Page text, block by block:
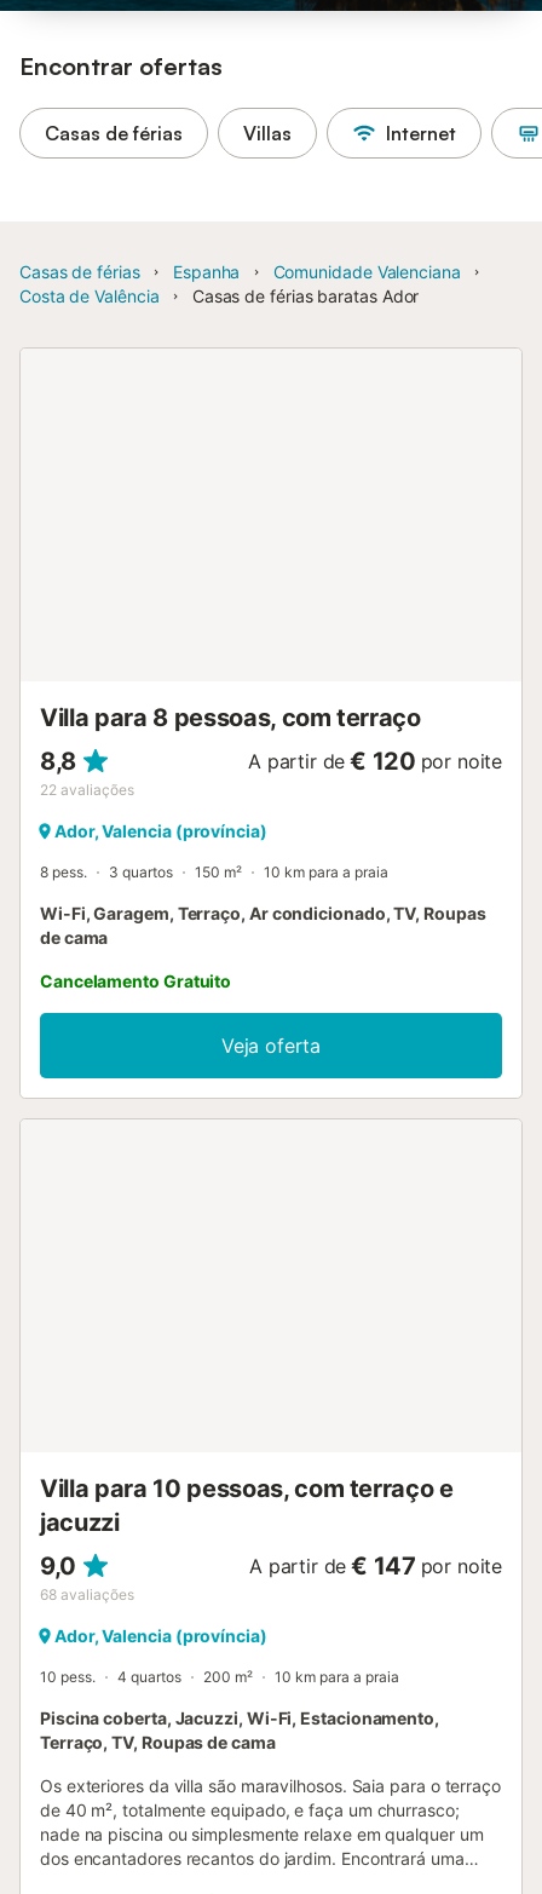
Encontrar ofertas
Casas de férias Villas Internet
Casas de férias Espanha
Comunidade Valenciana
Costa de Valência
Casas de férias baratas Ador
Villa para 8 pessoas, com terraço
8,8
22 avaliações
A partir de € 120 por noite
Ador, Valencia (província)
8 pess. 3 quartos 150 m² 10 km para a praia
Wi-Fi, Garagem, Terraço, Ar condicionado, TV, Roupas
de cama
Cancelamento Gratuito
Veja oferta
Villa para 10 pessoas, com terraço e
jacuzzi
9,0
68 avaliações
A partir de € 147 por noite
Ador, Valencia (província)
10 pess. 4 quartos 200 m² 10 km para a praia
Piscina coberta, Jacuzzi, Wi-Fi, Estacionamento,
Terraço, TV, Roupas de cama
Os exteriores da villa são maravilhosos. Saia para o terraço
de 40 m², totalmente equipado, e faça um churrasco;
nade na piscina ou simplesmente relaxe em qualquer um
dos encantadores recantos do jardim. Encontrará uma